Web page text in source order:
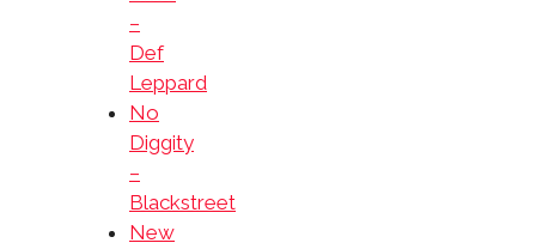
–
Def
Leppard
No
Diggity
–
Blackstreet
New